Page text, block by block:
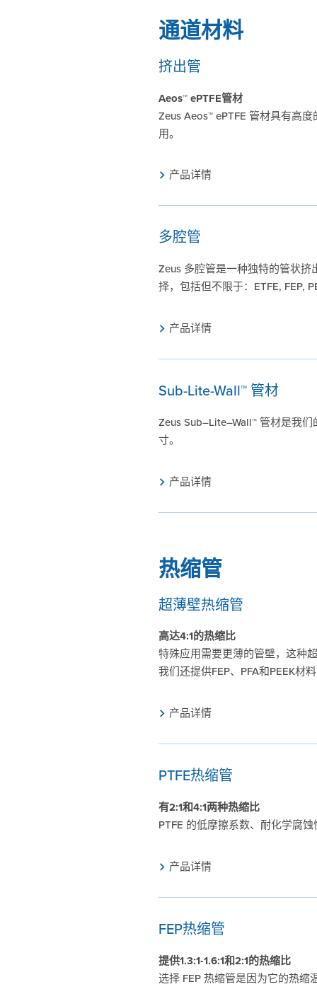
通道材料
挤出管
Aeos™ ePTFE管材
Zeus Aeos™ ePTFE 管材具有高
用。
产品详情
多腔管
Zeus 多腔管是一种独特的管状
择，包括但不限于：ETFE, FEP,
产品详情
Sub-Lite-Wall™ 管材
Zeus Sub–Lite–Wall™ 管材是我
寸。
产品详情
热缩管
超薄壁热缩管
高达4:1的热缩比
特殊应用需要更薄的管壁，这种
我们还提供FEP、PFA和PEEK材
产品详情
PTFE热缩管
有2:1和4:1两种热缩比
PTFE 的低摩擦系数、耐化学腐
产品详情
FEP热缩管
提供1.3:1-1.6:1和2:1的热缩比
选择 FEP 热缩管是因为它的热缩